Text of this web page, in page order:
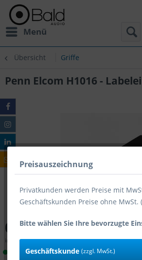
Menü
Übersicht Griffe
Penn Elcom H1016 -
0,70 € *
inkl. MwSt.zzgl. Versandkosten
Lieferzeit 1-4 Tage (Bestand: 39)
Preisauszeichnung
Privatkunden werden Preise mit
Geschäftskunden Preise ohne MwSt.
Bitte wählen Sie Ihre bevorzugte
Geschäftskunde (zzgl. MwSt.)